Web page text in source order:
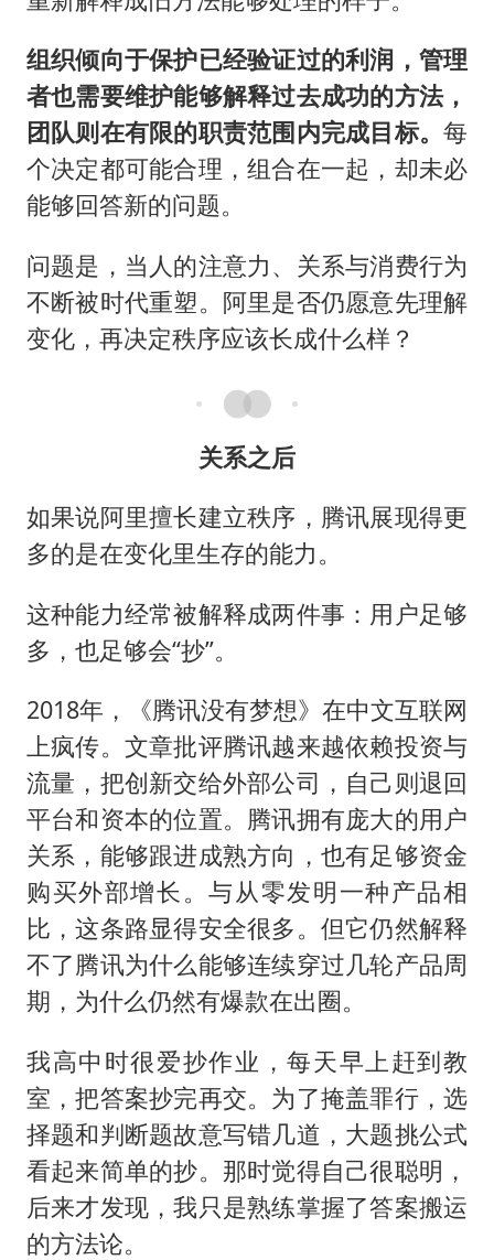
组织倾向于保护已经验证过的利润，管理
者也需要维护能够解释过去成功的方法，
团队则在有限的职责范围内完成目标。每
个决定都可能合理，组合在一起，却未必
能够回答新的问题。
问题是，当人的注意力、关系与消费行为
不断被时代重塑。阿里是否仍愿意先理解
变化，再决定秩序应该长成什么样？
关系之后
如果说阿里擅长建立秩序，腾讯展现得更
多的是在变化里生存的能力。
这种能力经常被解释成两件事：用户足够
多，也足够会“抄”。
2018年，《腾讯没有梦想》在中文互联网
上疯传。文章批评腾讯越来越依赖投资与
流量，把创新交给外部公司，自己则退回
平台和资本的位置。腾讯拥有庞大的用户
关系，能够跟进成熟方向，也有足够资金
购买外部增长。与从零发明一种产品相
比，这条路显得安全很多。但它仍然解释
不了腾讯为什么能够连续穿过几轮产品周
期，为什么仍然有爆款在出圈。
我高中时很爱抄作业，每天早上赶到教
室，把答案抄完再交。为了掩盖罪行，选
择题和判断题故意写错几道，大题挑公式
看起来简单的抄。那时觉得自己很聪明，
后来才发现，我只是熟练掌握了答案搬运
的方法论。